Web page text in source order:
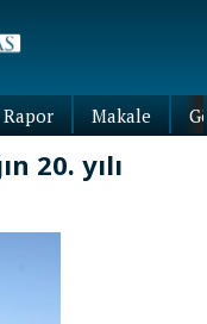
Rapor Makale
20. yılı